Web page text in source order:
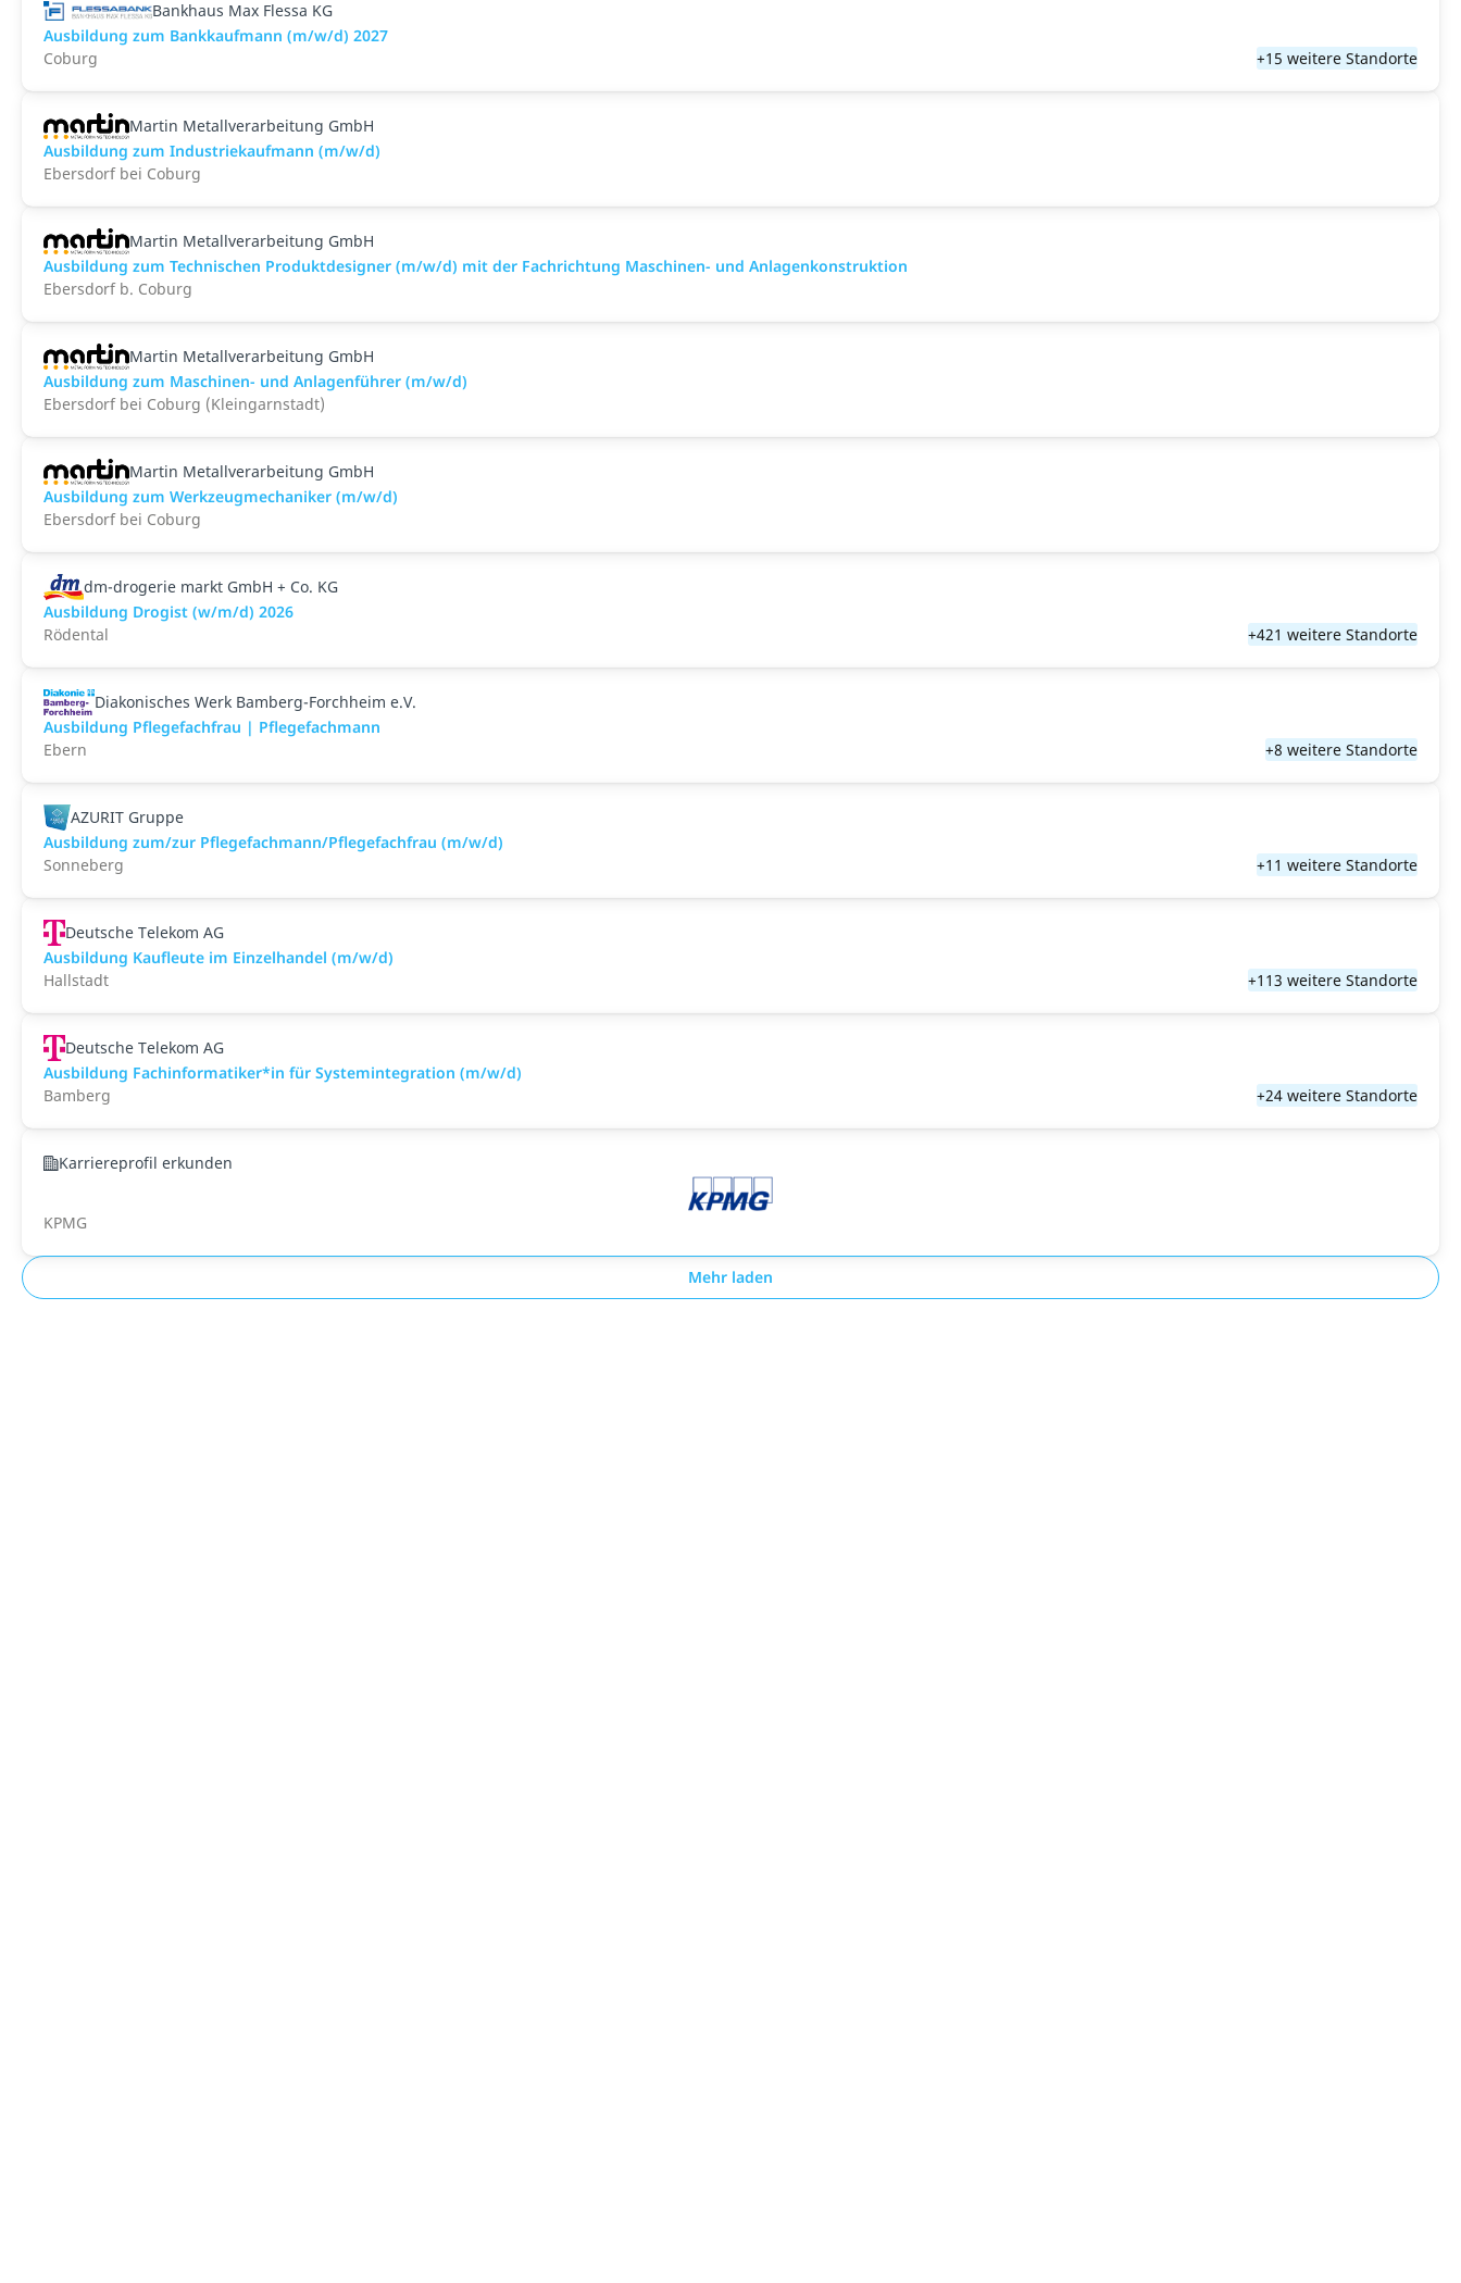
Bankhaus Max Flessa KG
Ausbildung zum Bankkaufmann (m/w/d) 2027
Coburg
+15 weitere Standorte
Martin Metallverarbeitung GmbH
Ausbildung zum Industriekaufmann (m/w/d)
Ebersdorf bei Coburg
Martin Metallverarbeitung GmbH
Ausbildung zum Technischen Produktdesigner (m/w/d) mit der Fachrichtung Maschinen- und Anlagenkonstruktion
Ebersdorf b. Coburg
Martin Metallverarbeitung GmbH
Ausbildung zum Maschinen- und Anlagenführer (m/w/d)
Ebersdorf bei Coburg (Kleingarnstadt)
Martin Metallverarbeitung GmbH
Ausbildung zum Werkzeugmechaniker (m/w/d)
Ebersdorf bei Coburg
dm-drogerie markt GmbH + Co. KG
Ausbildung Drogist (w/m/d) 2026
Rödental
+421 weitere Standorte
Diakonisches Werk Bamberg-Forchheim e.V.
Ausbildung Pflegefachfrau | Pflegefachmann
Ebern
+8 weitere Standorte
AZURIT Gruppe
Ausbildung zum/zur Pflegefachmann/Pflegefachfrau (m/w/d)
Sonneberg
+11 weitere Standorte
Deutsche Telekom AG
Ausbildung Kaufleute im Einzelhandel (m/w/d)
Hallstadt
+113 weitere Standorte
Deutsche Telekom AG
Ausbildung Fachinformatiker*in für Systemintegration (m/w/d)
Bamberg
+24 weitere Standorte
Karriereprofil erkunden
KPMG
Mehr laden